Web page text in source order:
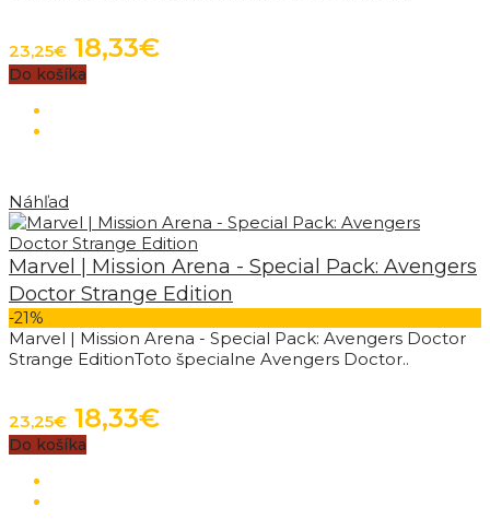
23,25€ 18,33€
Do košíka
Náhľad
Marvel | Mission Arena - Special Pack: Avengers
Doctor Strange Edition
-21%
Marvel | Mission Arena - Special Pack: Avengers Doctor
Strange EditionToto špecialne Avengers Doctor..
23,25€ 18,33€
Do košíka